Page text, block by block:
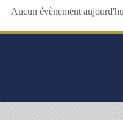
Aucun évènement